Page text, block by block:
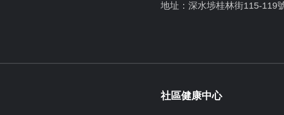
地址：深水埗桂林街115-119
社區健康中心